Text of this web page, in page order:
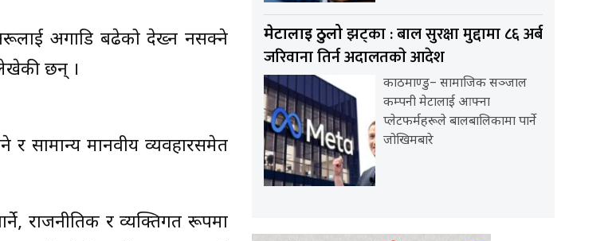
अगाडि बढेको देख्न नसक्ने
छन् ।
र सामान्य मानवीय व्यवहारसमेत
राजनीतिक र व्यक्तिगत रूपमा
मेटालाई ठुलोझट्का : बाल सुरक्षा मुद्दामा ८६ अर्ब
जरिवाना तिर्न अदालतकाे आदेश
काठमाण्डु– सामाजिक सञ्जाल
कम्पनी मेटालाई आफ्ना
प्लेटफर्महरूले बालबालिकामा पार्ने
जोखिमबारे